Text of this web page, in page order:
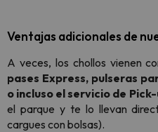
Ventajas adicionales de
A veces, los chollos vienen
pases Express, pulseras
o incluso el servicio de
el parque y te lo llevan
cargues con bolsas).